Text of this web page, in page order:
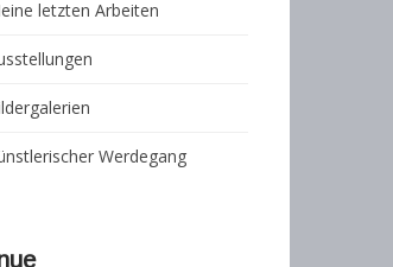
letzten Arbeiten
Werdegang